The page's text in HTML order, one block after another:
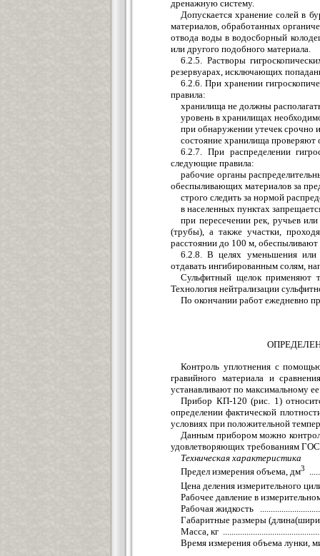
дренажную систему.
Допускается хранение солей в
материалов, обработанных
отвода воды в водосборный
или другого подобного материала.
6.2.5. Растворы
резервуарах, исключающих
6.2.6. При хранении
правила:
хранилища не должны
уровень в хранилищах
при обнаружении утечек срочно
состояние хранилища проверяют
6.2.7. При распределении
следующие правила:
рабочие органы
обеспыливающих материалов за
строго следить за нормой
в населенных пунктах
при пересечении рек, ручьев
(трубы), а также участки,
расстоянии до 100 м,
6.2.8. В целях уменьшения или
отдавать ингибированным солям,
Сульфитный щелок применяют
Технология нейтрализации
По окончании работ ежедневно
Контроль уплотнения с
гравийного материала и
устанавливают по максимальному
Прибор КП-120 (рис. 1)
определении фактической
условиях при положительной
Данным прибором можно
удовлетворяющих требованиям
Техническая характеристика
Предел измерения объема, дм3
Цена деления измерительного
Рабочее давление в
Рабочая жидкость
Габаритные размеры
Масса, кг
Время измерения объема лунки,